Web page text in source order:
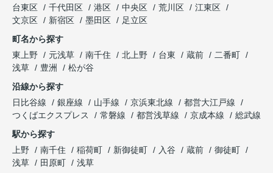
台東区
千代田区 港区 中央区 荒川区
江東区
文京区
新宿区 墨田区
足立区
町名から探す
東上野
元浅草 南千住 北上野 台東 蔵前
二番町
浅草
豊洲
松が谷
沿線から探す
日比谷線
銀座線 山手線 京浜東北線
都営大江戸線
つくばエクスプレス
常磐線 都営浅草線 京成本線
総武線
駅から探す
上野
南千住 稲荷町 新御徒町 入谷 蔵前
御徒町
浅草
田原町 浅草